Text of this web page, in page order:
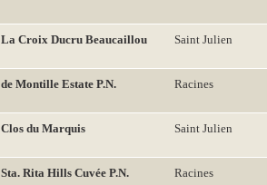
La Croix Ducru Beaucaillou Saint Julien
de Montille Estate P.N. Racines
Clos du Marquis Saint Julien
Sta. Rita Hills Cuvée P.N. Racines